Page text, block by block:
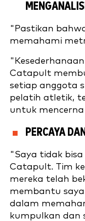
"Pastikan
memahami
Catapult
setiap anggota
pelatih atletik,
untuk
PERCAYA
"Saya tidak
Catapult. Tim
mereka telah
membantu
dalam
kumpulkan dan